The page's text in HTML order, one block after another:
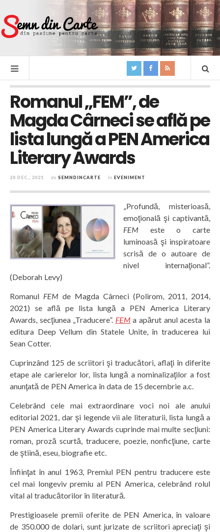
Romanul „FEM”, de
Magda Cârneci se află pe
lista lungă a PEN America
Literary Awards
20 DEC., 2021 de SEMNDINCARTE în EVENIMENT
„Profundă, misterioasă,
emoţională şi captivantă,
FEM este o carte
luminoasă şi inspiratoare
scrisă de o autoare de
nivel internaţional”.
(Deborah Levy)
Romanul FEM de Magda Cârneci (Polirom, 2011, 2014,
2021) se află pe lista lungă a PEN America Literary
Awards, secţiunea „Traducere”. FEMa apărut anul acesta la
editura Deep Vellum din Statele Unite, în traducerea lui
Sean Cotter.
Cuprinzând 125 de scriitori şi traducători, aflaţi în diferite
etape ale carierelor lor, lista lungă a nominalizaţilor a fost
anunţată de PEN America în data de 15 decembrie a.c.
Celebrând cele mai extraordinare voci noi ale anului
editorial 2021, dar şi legende vii ale literaturii, lista lungă a
PEN America Literary Awards cuprinde mai multe secţiuni:
roman, proză scurtă, traducere, poezie, nonficţiune, carte
de ştiină, eseu, biografie etc.
Înfiinţat în anul 1963, Premiul PEN pentru traducere este
cel mai longeviv premiu al PEN America, celebrând rolul
vital al traducătorilor în literatură.
Prestigioasele premii oferite de PEN America, în valoare
de 350.000 de dolari, sunt jurizate de scriitori apreciaţi şi